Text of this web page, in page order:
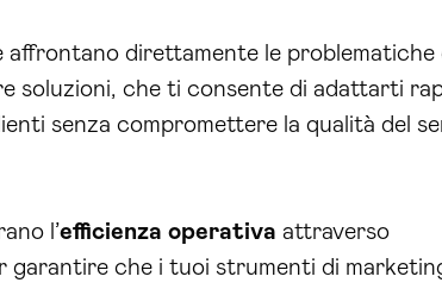
affrontano direttamente le problematiche
soluzioni, che ti consente di adattarti
senza compromettere la qualità del
l’efficienza operativa attraverso
garantire che i tuoi strumenti di